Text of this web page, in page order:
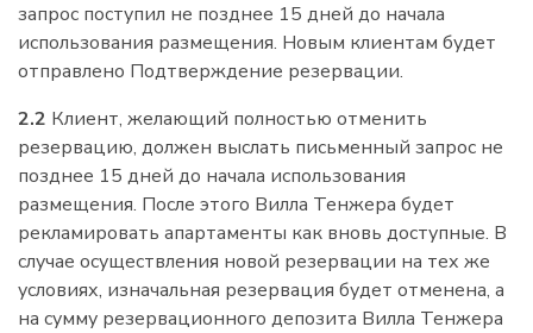
запрос поступил не позднее 15 дней до начала
использования размещения. Новым клиентам будет
отправлено Подтверждение резервации.
2.2 Клиент, желающий полностью отменить
резервацию, должен выслать письменный запрос не
позднее 15 дней до начала использования
размещения. После этого Вилла Тенжера будет
рекламировать апартаменты как вновь доступные. В
случае осуществления новой резервации на тех же
условиях, изначальная резервация будет отменена, а
на сумму резервационного депозита Вилла Тенжера